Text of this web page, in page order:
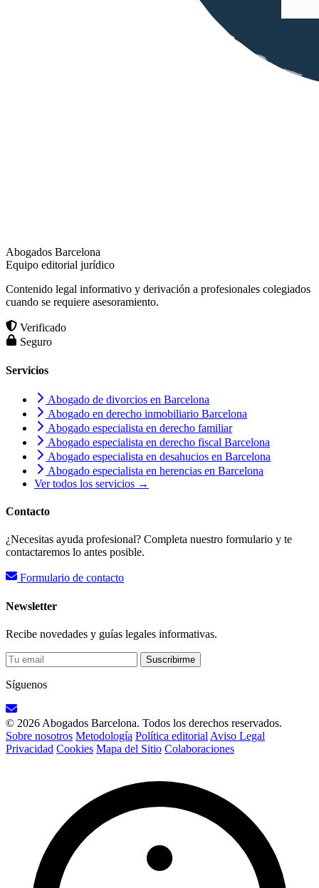
Abogados Barcelona
Equipo editorial jurídico
Contenido legal informativo y derivación a profesionales colegiados
cuando se requiere asesoramiento.
Verificado
Seguro
Servicios
Abogado de divorcios en Barcelona
Abogado en derecho inmobiliario Barcelona
Abogado especialista en derecho familiar
Abogado especialista en derecho fiscal Barcelona
Abogado especialista en desahucios en Barcelona
Abogado especialista en herencias en Barcelona
Ver todos los servicios →
Contacto
¿Necesitas ayuda profesional? Completa nuestro formulario y te
contactaremos lo antes posible.
Formulario de contacto
Newsletter
Recibe novedades y guías legales informativas.
Suscribirme
Síguenos
© 2026 Abogados Barcelona. Todos los derechos reservados.
Sobre nosotros Metodología Política editorial Aviso Legal
Privacidad Cookies Mapa del Sitio Colaboraciones